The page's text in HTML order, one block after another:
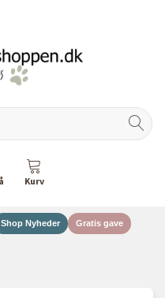
Shop Nyheder Gratis gave